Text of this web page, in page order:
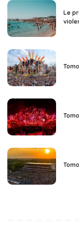
Le